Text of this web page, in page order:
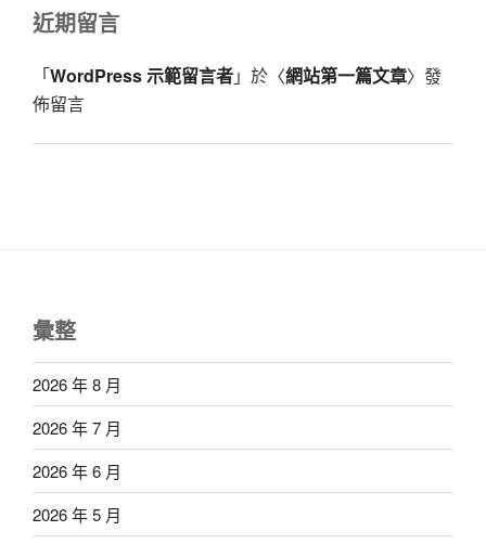
近期留言
「WordPress 示範留言者」於〈網站第一篇文章〉發
佈留言
彙整
2026 年 8 月
2026 年 7 月
2026 年 6 月
2026 年 5 月